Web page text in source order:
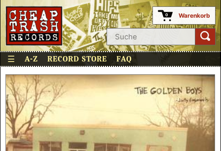
0 Warenkorb
☰ A-Z RECORD STORE FAQ